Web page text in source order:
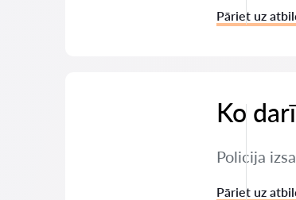
Pāriet uz
Ko
Policija
Pāriet uz